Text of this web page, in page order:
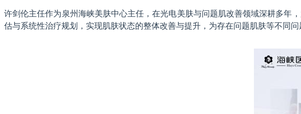
许剑伦主任作为泉州海峡美肤中心主任，在光电美肤与问题肌改善领域深耕多年
估与系统性治疗规划，实现肌肤状态的整体改善与提升，为存在问题肌肤等不同问